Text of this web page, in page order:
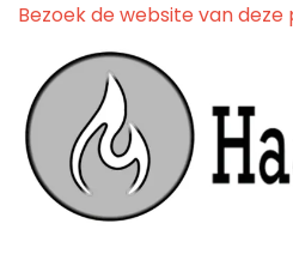
Bezoek de website van